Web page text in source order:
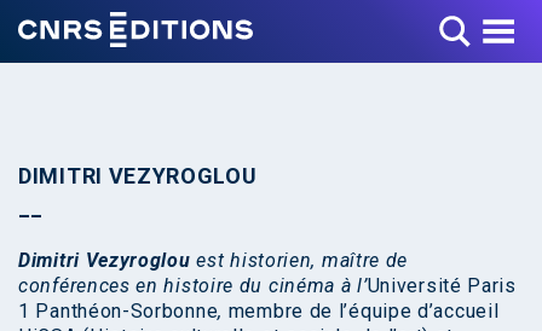
Toggle Menu
DIMITRI VEZYROGLOU
Dimitri Vezyroglou est historien, maître de
conférences en histoire du cinéma à l’Université Paris
1 Panthéon-Sorbonne, membre de l’équipe d’accueil